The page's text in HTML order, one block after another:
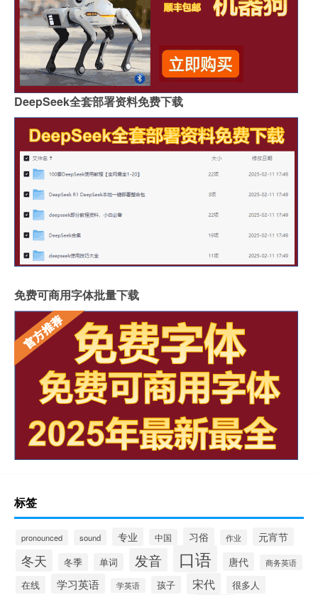
DeepSeek全套部署资料免费下载
免费可商用字体批量下载
标签
pronounced sound 专业 中国 习俗 作业 元宵节
冬天 冬季 单词 发音 口语 唐代 商务英语
在线 学习英语 学英语 孩子 宋代 很多人